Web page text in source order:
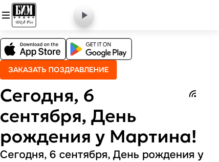
ЗАКАЗАТЬ ПОЗДРАВЛЕНИЕ
Сегодня, 6
сентября, День
рождения у Мартина!
Сегодня, 6 сентября, День рождения у